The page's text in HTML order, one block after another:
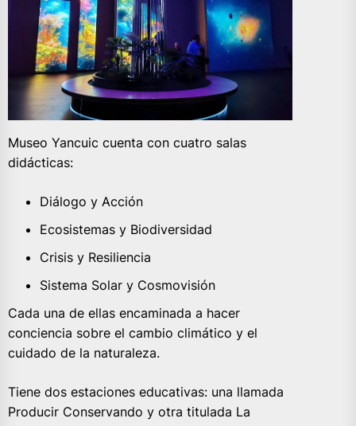
Museo Yancuic cuenta con cuatro salas
didácticas:
Diálogo y Acción
Ecosistemas y Biodiversidad
Crisis y Resiliencia
Sistema Solar y Cosmovisión
Cada una de ellas encaminada a hacer
conciencia sobre el cambio climático y el
cuidado de la naturaleza.
Tiene dos estaciones educativas: una llamada
Producir Conservando y otra titulada La